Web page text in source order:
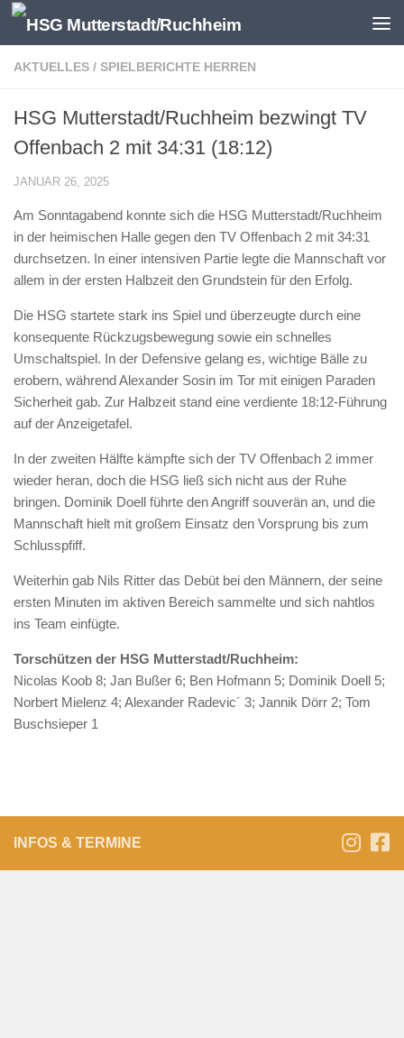
Zum Inhalt springen
AKTUELLES / SPIELBERICHTE HERREN
HSG Mutterstadt/Ruchheim bezwingt TV
Offenbach 2 mit 34:31 (18:12)
JANUAR 26, 2025
Am Sonntagabend konnte sich die HSG Mutterstadt/Ruchheim
in der heimischen Halle gegen den TV Offenbach 2 mit 34:31
durchsetzen. In einer intensiven Partie legte die Mannschaft vor
allem in der ersten Halbzeit den Grundstein für den Erfolg.
Die HSG startete stark ins Spiel und überzeugte durch eine
konsequente Rückzugsbewegung sowie ein schnelles
Umschaltspiel. In der Defensive gelang es, wichtige Bälle zu
erobern, während Alexander Sosin im Tor mit einigen Paraden
Sicherheit gab. Zur Halbzeit stand eine verdiente 18:12-Führung
auf der Anzeigetafel.
In der zweiten Hälfte kämpfte sich der TV Offenbach 2 immer
wieder heran, doch die HSG ließ sich nicht aus der Ruhe
bringen. Dominik Doell führte den Angriff souverän an, und die
Mannschaft hielt mit großem Einsatz den Vorsprung bis zum
Schlusspfiff.
Weiterhin gab Nils Ritter das Debüt bei den Männern, der seine
ersten Minuten im aktiven Bereich sammelte und sich nahtlos
ins Team einfügte.
Torschützen der HSG Mutterstadt/Ruchheim:
Nicolas Koob 8; Jan Bußer 6; Ben Hofmann 5; Dominik Doell 5;
Norbert Mielenz 4; Alexander Radevic´ 3; Jannik Dörr 2; Tom
Buschsieper 1
INFOS & TERMINE